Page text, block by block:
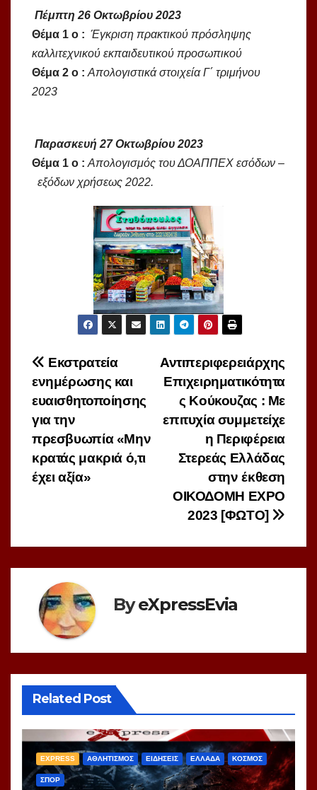
Πέμπτη 26 Οκτωβρίου 2023
Θέμα 1 ο : Έγκριση πρακτικού πρόσληψης
καλλιτεχνικού εκπαιδευτικού προσωπικού
Θέμα 2 ο : Απολογιστικά στοιχεία Γ΄ τριμήνου
2023
Παρασκευή 27 Οκτωβρίου 2023
Θέμα 1 ο : Απολογισμός του ΔΟΑΠΠΕΧ εσόδων –
εξόδων χρήσεως 2022.
Πλοήγηση
άρθρων
Αντιπεριφερειάρχης
Επιχειρηματικότητα
ς Κούκουζας : Με
επιτυχία συμμετείχε
η Περιφέρεια
Στερεάς Ελλάδας
στην έκθεση
ΟΙΚΟΔΟΜΗ EXPO
2023 [ΦΩΤΟ]
Εκστρατεία
ενημέρωσης και
ευαισθητοποίησης
για την
πρεσβυωπία «Μην
κρατάς μακριά ό,τι
έχει αξία»
ByeXpressEvia
Related Post
EXPRESS ΑΘΛΗΤΙΣΜΟΣ ΕΙΔΗΣΕΙΣ ΕΛΛΑΔΑ ΚΟΣΜΟΣ
ΣΠΟΡ